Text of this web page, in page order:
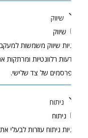
שיווק
שיווק
שיווק משמשות למעקב אחר
רלוונטיות ומרתקות את
של צד שלישי.
ניתוח
ניתוח
ניתוח עוזרות לבעלי